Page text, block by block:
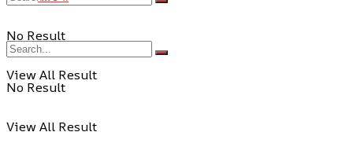
No Result
View All Result
No Result
View All Result